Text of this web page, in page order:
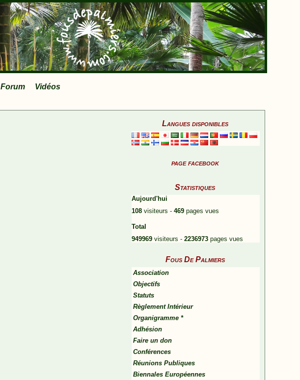
Forum Vidéos
Langues disponibles
page facebook
Statistiques
Aujourd'hui
108 visiteurs - 469 pages vues
Total
949969 visiteurs - 2236973 pages vues
Fous De Palmiers
Association
Objectifs
Statuts
Règlement Intérieur
Organigramme *
Adhésion
Faire un don
Conférences
Réunions Publiques
Biennales Européennes